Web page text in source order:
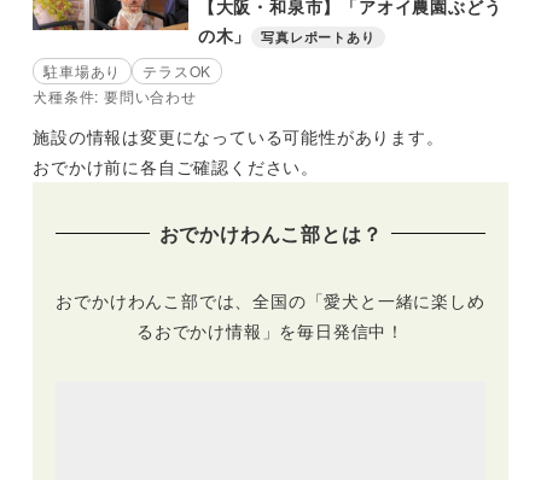
【大阪・和泉市】「アオイ農園ぶどう
の木」
写真レポートあり
駐車場あり
テラスOK
犬種条件: 要問い合わせ
施設の情報は変更になっている可能性があります。
おでかけ前に各自ご確認ください。
おでかけわんこ部とは？
おでかけわんこ部では、全国の「愛犬と一緒に楽しめ
るおでかけ情報」を毎日発信中！